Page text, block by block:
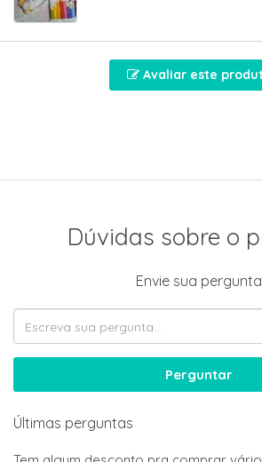
Avaliar este
Dúvidas sobre o
Envie sua pergunta
Perguntar
Últimas perguntas